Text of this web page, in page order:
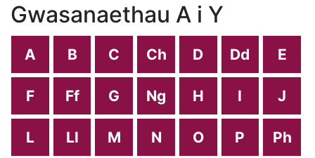
Gwasanaethau A i Y
A B C Ch D Dd E
F Ff G Ng H I J
L Ll M N O P Ph